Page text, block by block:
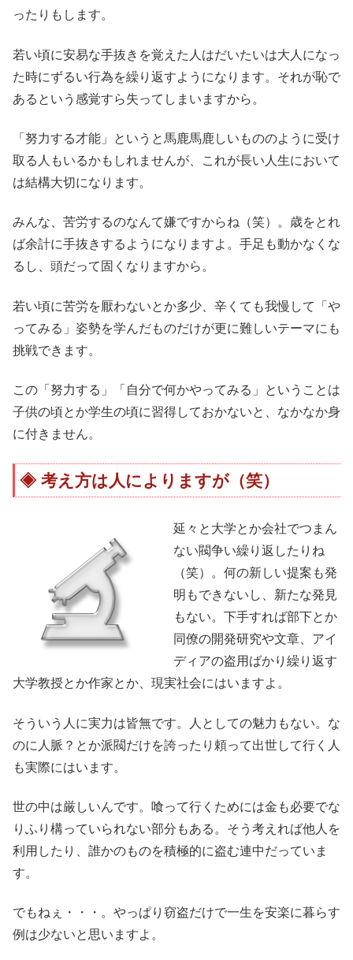
ったりもします。
若い頃に安易な手抜きを覚えた人はだいたいは大人になっ
た時にずるい行為を繰り返すようになります。それが恥で
あるという感覚すら失ってしまいますから。
「努力する才能」というと馬鹿馬鹿しいもののように受け
取る人もいるかもしれませんが、これが長い人生において
は結構大切になります。
みんな、苦労するのなんて嫌ですからね（笑）。歳をとれ
ば余計に手抜きするようになりますよ。手足も動かなくな
るし、頭だって固くなりますから。
若い頃に苦労を厭わないとか多少、辛くても我慢して「や
ってみる」姿勢を学んだものだけが更に難しいテーマにも
挑戦できます。
この「努力する」「自分で何かやってみる」ということは
子供の頃とか学生の頃に習得しておかないと、なかなか身
に付きません。
考え方は人によりますが（笑）
延々と大学とか会社でつまん
ない閥争い繰り返したりね
（笑）。何の新しい提案も発
明もできないし、新たな発見
もない。下手すれば部下とか
同僚の開発研究や文章、アイ
ディアの盗用ばかり繰り返す
大学教授とか作家とか、現実社会にはいますよ。
そういう人に実力は皆無です。人としての魅力もない。な
のに人脈？とか派閥だけを誇ったり頼って出世して行く人
も実際にはいます。
世の中は厳しいんです。喰って行くためには金も必要でな
りふり構っていられない部分もある。そう考えれば他人を
利用したり、誰かのものを積極的に盗む連中だっていま
す。
でもねぇ・・・。やっぱり窃盗だけで一生を安楽に暮らす
例は少ないと思いますよ。